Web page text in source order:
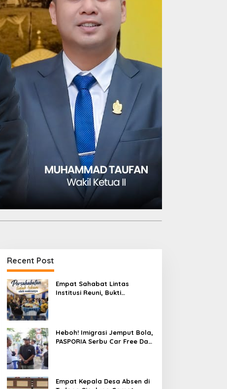
Recent Post
Empat Sahabat Lintas
Institusi Reuni, Bukti
Heboh! Imigrasi Jemput Bola,
PASPORIA Serbu Car Free Day
Empat Kepala Desa Absen di